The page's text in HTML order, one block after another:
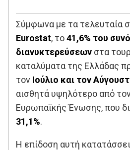
Σύμφωνα με τα τελευταία
Eurostat, το41,6% του
διανυκτερεύσεων στα
καταλύματα της Ελλάδας
τον Ιούλιο και τον
αισθητά υψηλότερο από
Ευρωπαϊκής Ένωσης, που
31,1%.
Η επίδοση αυτή